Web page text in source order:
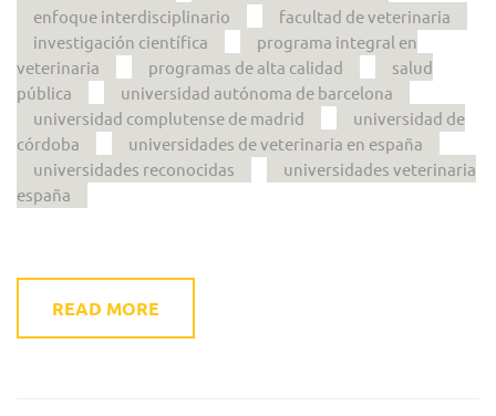
enfoque interdisciplinario
facultad de veterinaria
investigación científica
programa integral en
veterinaria
programas de alta calidad
salud
pública
universidad autónoma de barcelona
universidad complutense de madrid
universidad de
córdoba
universidades de veterinaria en españa
universidades reconocidas
universidades veterinaria
españa
READ MORE